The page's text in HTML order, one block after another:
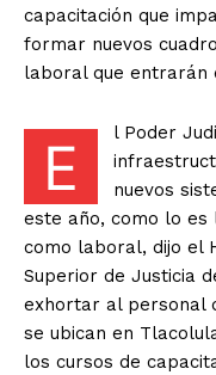
capacitación que
formar nuevos
laboral que entrarán
E
l Poder
nuevos
este año, como lo
como laboral, dijo el
Superior de Justicia
exhortar al personal
se ubican en
los cursos de